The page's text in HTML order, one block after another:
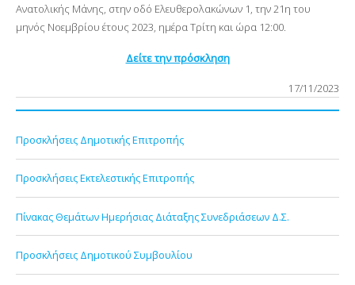
Ανατολικής Μάνης, στην οδό Ελευθερολακώνων 1, την 21η του
μηνός Νοεμβρίου έτους 2023, ημέρα Τρίτη και ώρα 12:00.
Δείτε την πρόσκληση
17/11/2023
Προσκλήσεις Δημοτικής Επιτροπής
Προσκλήσεις Εκτελεστικής Επιτροπής
Πίνακας Θεμάτων Ημερήσιας Διάταξης Συνεδριάσεων Δ.Σ.
Προσκλήσεις Δημοτικού Συμβουλίου